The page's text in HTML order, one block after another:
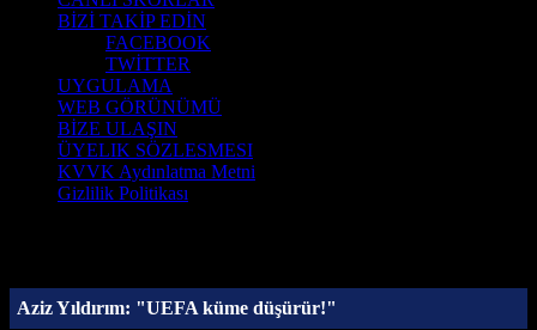
BİZİ TAKİP EDİN
FACEBOOK
TWİTTER
UYGULAMA
WEB GÖRÜNÜMÜ
BİZE ULAŞIN
ÜYELIK SÖZLESMESI
KVVK Aydınlatma Metni
Gizlilik Politikası
Aziz Yıldırım: "UEFA küme düşürür!"